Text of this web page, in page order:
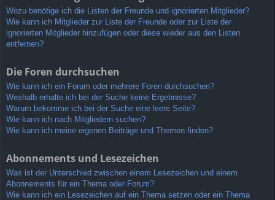
Wozu benötige ich die Listen der Freunde und ignorierten Mitglieder?
Wie kann ich Mitglieder zur Liste der Freunde oder zur Liste der
ignorierten Mitglieder hinzufügen oder diese wieder aus den Listen
entfernen?
Die Foren durchsuchen
Wie kann ich ein Forum oder mehrere Foren durchsuchen?
Weshalb erhalte ich bei der Suche keine Ergebnisse?
Warum bekomme ich bei der Suche eine leere Seite?
Wie kann ich nach Mitgliedern suchen?
Wie kann ich meine eigenen Beiträge und Themen finden?
Abonnements und Lesezeichen
Was ist der Unterschied zwischen einem Lesezeichen und einem
Abonnements für ein Thema oder Forum?
Wie kann ich ein Lesezeichen auf ein Thema setzen oder ein Thema